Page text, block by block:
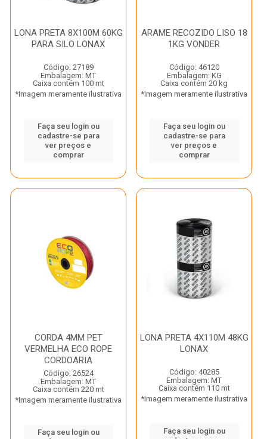
LONA PRETA 8X100M 60KG
PARA SILO LONAX
Código: 27189
Embalagem: MT
Caixa contém 100 mt
*Imagem meramente ilustrativa
Faça seu login ou
cadastre-se para
ver preços e
comprar
ARAME RECOZIDO LISO 18
1KG VONDER
Código: 46120
Embalagem: KG
Caixa contém 20 kg
*Imagem meramente ilustrativa
Faça seu login ou
cadastre-se para
ver preços e
comprar
CORDA 4MM PET
VERMELHA ECO ROPE
CORDOARIA
Código: 26524
Embalagem: MT
Caixa contém 220 mt
*Imagem meramente ilustrativa
Faça seu login ou
LONA PRETA 4X110M 48KG
LONAX
Código: 40285
Embalagem: MT
Caixa contém 110 mt
*Imagem meramente ilustrativa
Faça seu login ou